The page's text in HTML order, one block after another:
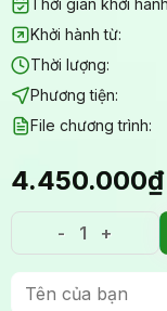
Thời gian khởi
Khởi hành từ:
Thời lượng:
Phương tiện:
File chương trình:
4.450.000₫
Tour Đà